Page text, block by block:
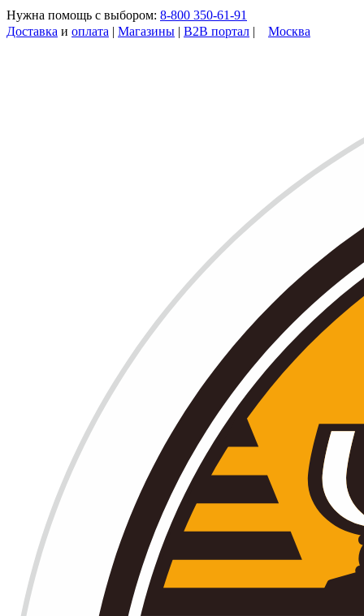
Нужна помощь с выбором: 8-800 350-61-91
Доставка и оплата | Магазины | B2B портал | Москва